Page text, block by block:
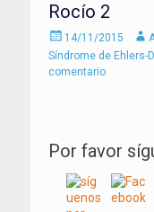
Rocío 2
Enviado
el
14/11/2015
Síndrome de Ehlers-
comentario
Por favor